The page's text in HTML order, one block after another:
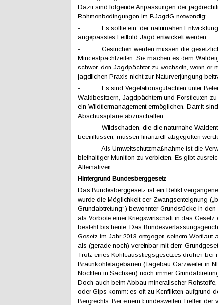
Dazu sind folgende Anpassungen der
Rahmenbedingungen im BJagdG notwendig:
- Es sollte ein, der naturnahen Entwicklung
angepasstes Leitbild Jagd entwickelt werden.
- Gestrichen werden müssen die
Mindestpachtzeiten. Sie machen es dem
schwer, den Jagdpächter zu wechseln, wenn er
jagdlichen Praxis nicht zur Naturverjüngung
- Es sind Vegetationsgutachten unter
Waldbesitzern, Jagdpächtern und Forstleuten zu
ein Wildtiermanagement ermöglichen. Damit
Abschusspläne abzuschaffen.
- Wildschäden, die die naturnahe
beeinflussen, müssen finanziell abgegolten
- Als Umweltschutzmaßnahme ist die
bleihaltiger Munition zu verbieten. Es gibt
Alternativen.
Hintergrund Bundesberggesetz
Das Bundesberggesetz ist ein Relikt
wurde die Möglichkeit der Zwangsenteignung
Grundabtretung“) bewohnter Grundstücke in
als Vorbote einer Kriegswirtschaft in das Gesetz
besteht bis heute. Das
Gesetz im Jahr 2013 entgegen seinem Wortlaut
als (gerade noch) vereinbar mit dem
Trotz eines Kohleausstiegsgesetzes drohen bei
Braunkohletagebauen (Tagebau Garzweiler in
Nochten in Sachsen) noch immer
Doch auch beim Abbau mineralischer
oder Gips kommt es oft zu Konflikten aufgrund
Bergrechts. Bei einem bundesweiten Treffen der